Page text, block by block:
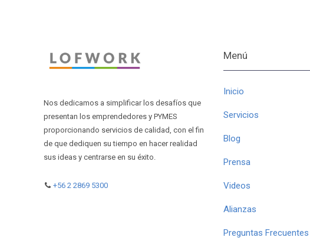
Nos dedicamos a simplificar los desafíos que
presentan los emprendedores y PYMES
proporcionando servicios de calidad, con el fin
de que dediquen su tiempo en hacer realidad
sus ideas y centrarse en su éxito.
+56 2 2869 5300
Menú
Inicio
Servicios
Blog
Prensa
Videos
Alianzas
Preguntas Frecuentes